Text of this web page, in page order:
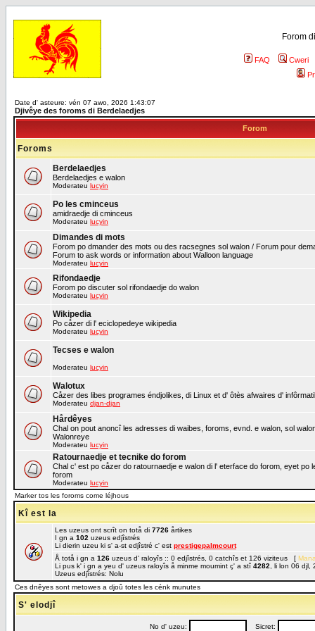
Forom
FAQ
Cweri
Date d' asteure: vén 07 awo, 2026 1:43:07
Djivêye des foroms di Berdelaedjes
Forom
Foroms
Berdelaedjes
Berdelaedjes e walon
Moderateu lucyin
Po les cminceus
amidraedje di cminceus
Moderateu lucyin
Dimandes di mots
Forom po dmander des mots ou des racsegnes sol walon / Forum pour
Forum to ask words or information about Walloon language
Moderateu lucyin
Rifondaedje
Forom po discuter sol rifondaedje do walon
Moderateu lucyin
Wikipedia
Po cåzer di l' eciclopedeye wikipedia
Moderateu lucyin
Tecses e walon
Moderateu lucyin
Walotux
Cåzer des libes programes éndjolikes, di Linux et d' ôtès afwaires d'
Moderateu djan-djan
Hårdêyes
Chal on pout anoncî les adresses di waibes, foroms, evnd. e walon, sol
Walonreye
Moderateu lucyin
Ratournaedje et tecnike do forom
Chal c' est po cåzer do ratournaedje e walon di l' eterface do forom, eyet
forom
Moderateu lucyin
Marker tos les foroms come léjhous
Kî est la
Les uzeus ont scrît on totå di 7726 årtikes
I gn a 102 uzeus edjîstrés
Li dierin uzeu ki s' a-st edjîstré c' est prestigepalmcourt
Å totå i gn a 126 uzeus d' raloyîs :: 0 edjîstrés, 0 catchîs et 126 viziteus [
Li pus k' i gn a yeu d' uzeus raloyîs å minme moumint ç' a stî 4282 , li lon 06
Uzeus edjîstrés: Nolu
Ces dnêyes sont metowes a djoû totes les cénk munutes
S' elodjî
No d' uzeu: Sicret: